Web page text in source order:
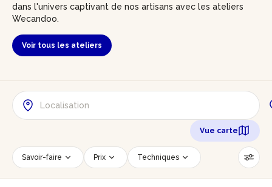
dans l'univers captivant de nos artisans avec les ateliers
Wecandoo.
Voir tous les ateliers
Vue carte
Savoir-faire Prix Techniques
Date Créneau horaire